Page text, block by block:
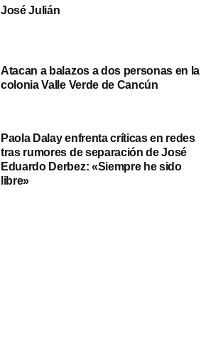
José Julián
Atacan a balazos a dos personas en la
colonia Valle Verde de Cancún
Paola Dalay enfrenta críticas en redes
tras rumores de separación de José
Eduardo Derbez: «Siempre he sido
libre»